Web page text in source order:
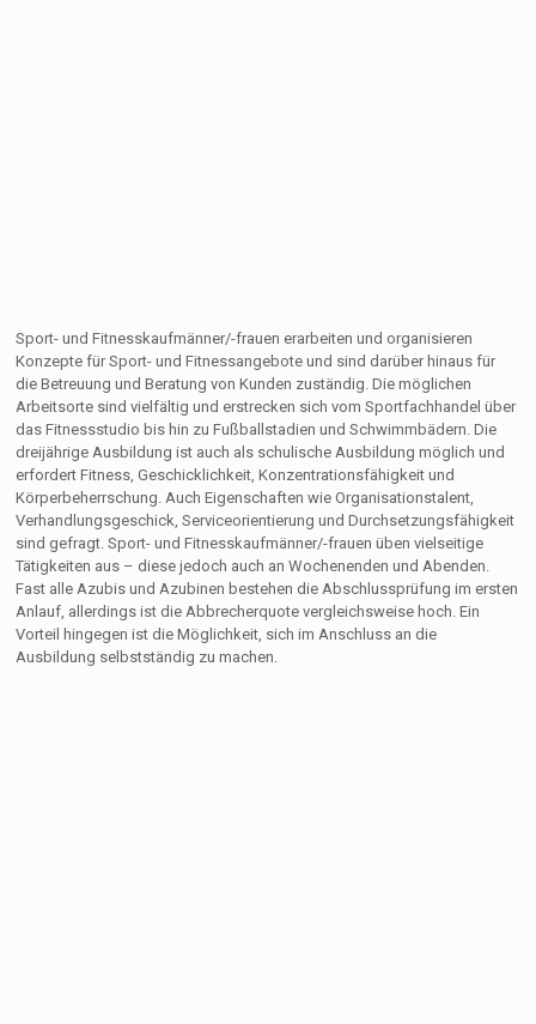
Sport- und Fitnesskaufmänner/-frauen erarbeiten und organisieren
Konzepte für Sport- und Fitnessangebote und sind darüber hinaus für
die Betreuung und Beratung von Kunden zuständig. Die möglichen
Arbeitsorte sind vielfältig und erstrecken sich vom Sportfachhandel über
das Fitnessstudio bis hin zu Fußballstadien und Schwimmbädern. Die
dreijährige Ausbildung ist auch als schulische Ausbildung möglich und
erfordert Fitness, Geschicklichkeit, Konzentrationsfähigkeit und
Körperbeherrschung. Auch Eigenschaften wie Organisationstalent,
Verhandlungsgeschick, Serviceorientierung und Durchsetzungsfähigkeit
sind gefragt. Sport- und Fitnesskaufmänner/-frauen üben vielseitige
Tätigkeiten aus – diese jedoch auch an Wochenenden und Abenden.
Fast alle Azubis und Azubinen bestehen die Abschlussprüfung im ersten
Anlauf, allerdings ist die Abbrecherquote vergleichsweise hoch. Ein
Vorteil hingegen ist die Möglichkeit, sich im Anschluss an die
Ausbildung selbstständig zu machen.